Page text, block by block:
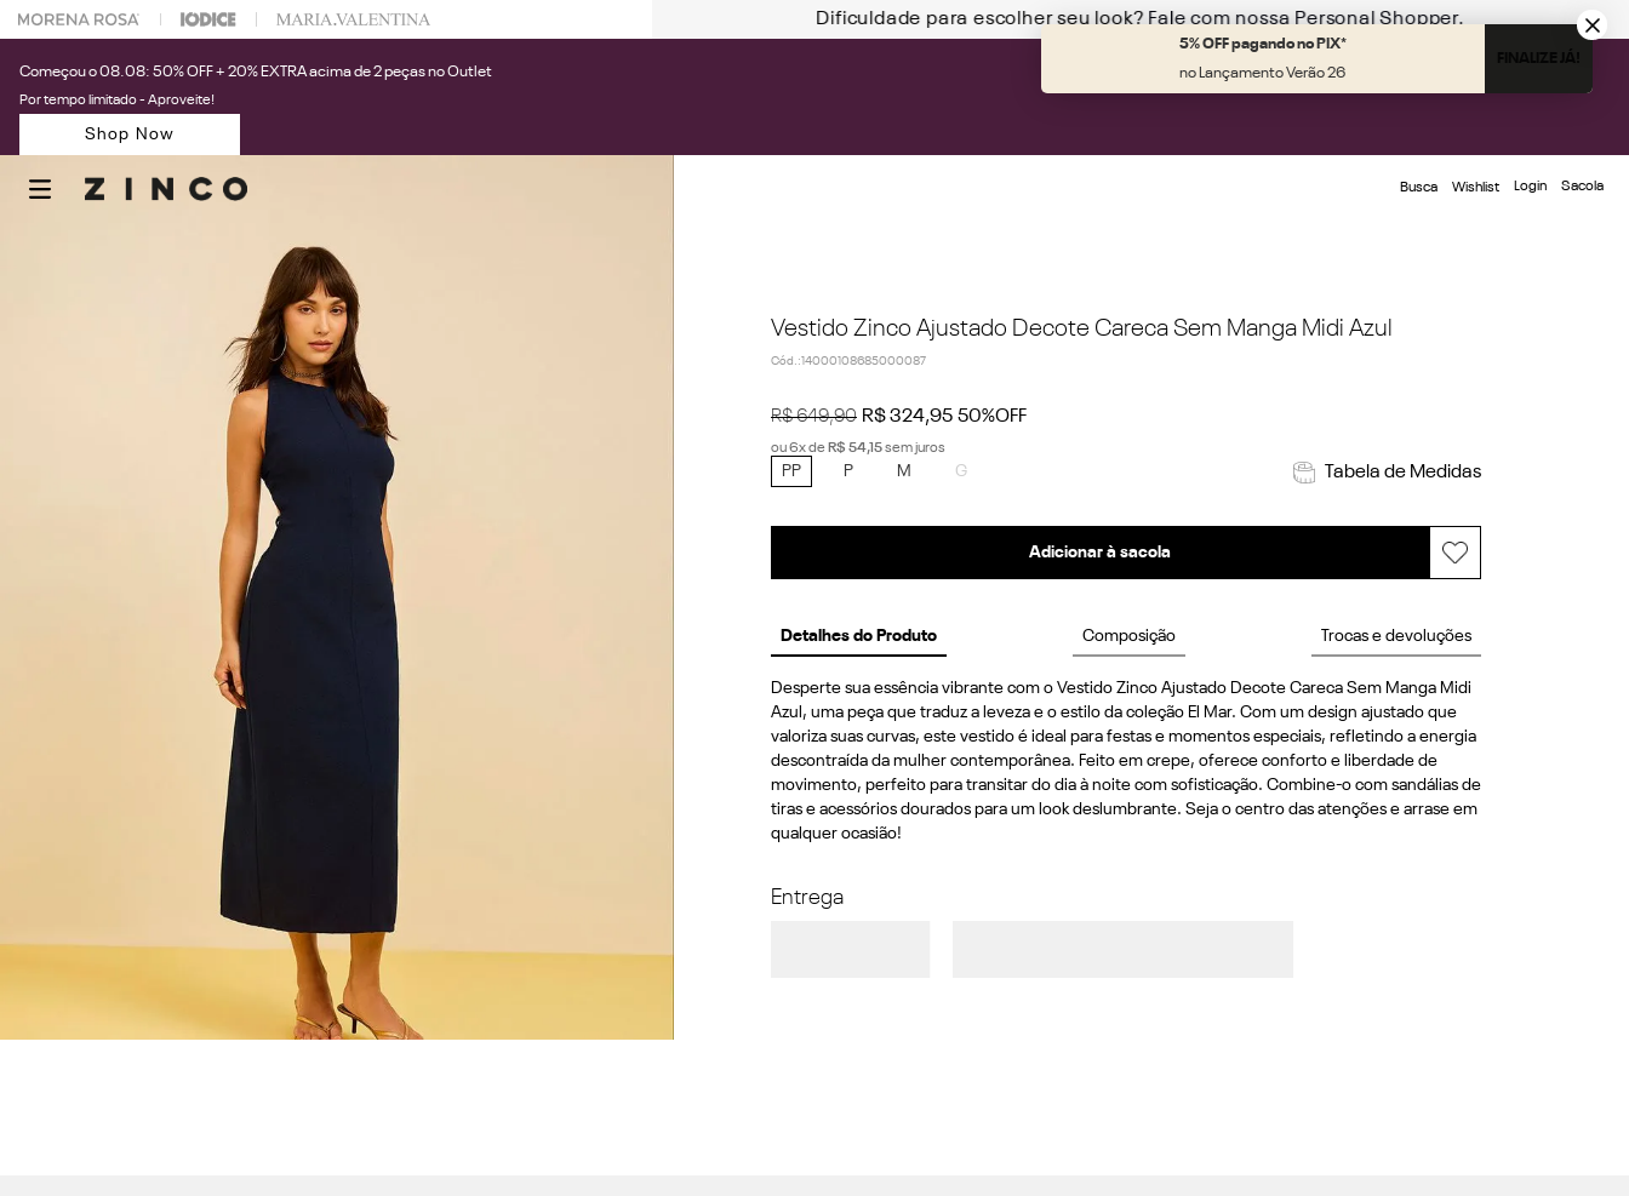
na sua 1° compra usando o cupom: PRIMEIRAZIN Dificuldade para escolher seu look? Fale com nossa Personal Shopper.
Começou o 08.08: 50% OFF + 20% EXTRA acima de 2 peças no Outlet
Por tempo limitado - Aproveite!
Shop Now
Busca Wishlist Login
Vestido Zinco Ajustado Decote Careca Sem Manga Midi Azul
Cód. :14000108685000087
R$ 649,90 R$324,95 50%OFF
ou6x de R$ 54,15sem juros
PP P M G Tabela de Medidas
Adicionar à sacola
Detalhes do Produto Composição Trocas e devoluções
Desperte sua essência vibrante com o Vestido Zinco Ajustado Decote Careca Sem Manga Midi
Azul, uma peça que traduz a leveza e o estilo da coleção El Mar. Com um design ajustado que
valoriza suas curvas, este vestido é ideal para festas e momentos especiais, refletindo a energia
descontraída da mulher contemporânea. Feito em crepe, oferece conforto e liberdade de
movimento, perfeito para transitar do dia à noite com sofisticação. Combine-o com sandálias de
tiras e acessórios dourados para um look deslumbrante. Seja o centro das atenções e arrase em
qualquer ocasião!
Entrega
5% OFF pagando no PIX*
no Lançamento Verão 26
FINALIZE JÁ!